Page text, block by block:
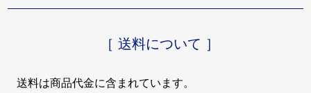
［ 送料について ］
送料は商品代金に含まれています。